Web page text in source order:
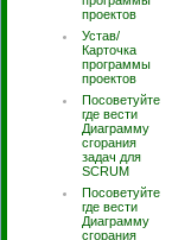
проектов
Устав/
Карточка
программы
проектов
Посоветуйте
где вести
Диаграмму
сгорания
задач для
SCRUM
Посоветуйте
где вести
Диаграмму
сгорания